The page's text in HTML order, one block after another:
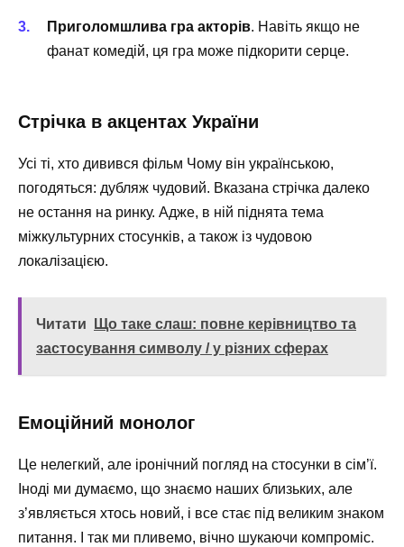
Приголомшлива гра акторів. Навіть якщо не
фанат комедій, ця гра може підкорити серце.
Стрічка в акцентах України
Усі ті, хто дивився фільм Чому він українською,
погодяться: дубляж чудовий. Вказана стрічка далеко
не остання на ринку. Адже, в ній піднята тема
міжкультурних стосунків, а також із чудовою
локалізацією.
Читати
Що таке слаш: повне керівництво та
застосування символу / у різних сферах
Емоційний монолог
Це нелегкий, але іронічний погляд на стосунки в сім’ї.
Іноді ми думаємо, що знаємо наших близьких, але
з’являється хтось новий, і все стає під великим знаком
питання. І так ми пливемо, вічно шукаючи компроміс.